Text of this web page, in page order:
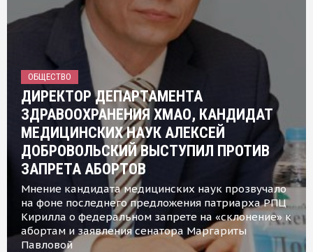
ОБЩЕСТВО
ДИРЕКТОР ДЕПАРТАМЕНТА
ЗДРАВООХРАНЕНИЯ ХМАО, КАНДИДАТ
МЕДИЦИНСКИХ НАУК АЛЕКСЕЙ
ДОБРОВОЛЬСКИЙ ВЫСТУПИЛ ПРОТИВ
ЗАПРЕТА АБОРТОВ
Мнение кандидата медицинских наук прозвучало
на фоне последнего предложения патриарха РПЦ
Кирилла о федеральном запрете на «склонение» к
абортам и заявления сенатора Маргариты
Павловой